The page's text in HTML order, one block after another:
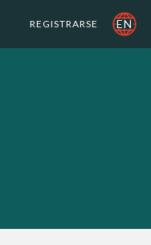
REGISTRARSE EN